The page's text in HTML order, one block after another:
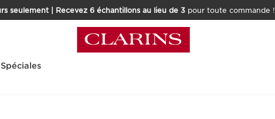
seulement | Recevez 6 échantillons au lieu de 3pour toute commande !